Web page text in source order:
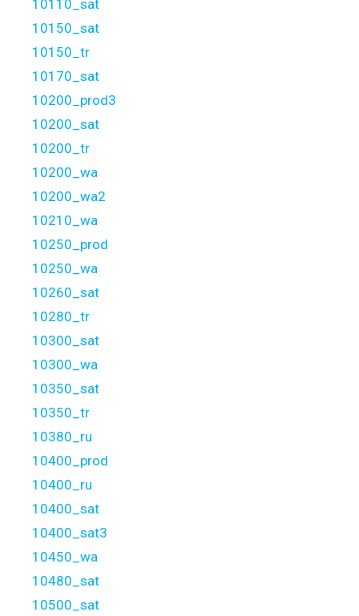
10110_sat
10150_sat
10150_tr
10170_sat
10200_prod3
10200_sat
10200_tr
10200_wa
10200_wa2
10210_wa
10250_prod
10250_wa
10260_sat
10280_tr
10300_sat
10300_wa
10350_sat
10350_tr
10380_ru
10400_prod
10400_ru
10400_sat
10400_sat3
10450_wa
10480_sat
10500_sat